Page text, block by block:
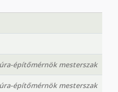
építőmérnök mesterszak
építőmérnök mesterszak